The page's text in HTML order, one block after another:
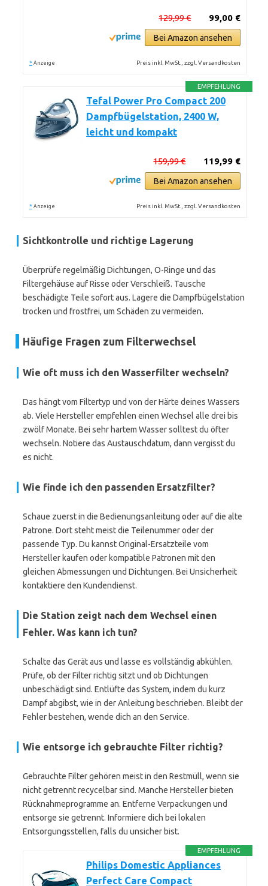
99,00 €
129,99 €
Bei Amazon ansehen
* Anzeige Preis inkl. MwSt., zzgl. Versandkosten
EMPFEHLUNG
Tefal Power Pro Compact 200
Dampfbügelstation, 2400 W,
leicht und kompakt
119,99 €
159,99 €
Bei Amazon ansehen
* Anzeige Preis inkl. MwSt., zzgl. Versandkosten
Sichtkontrolle und richtige Lagerung
Überprüfe regelmäßig Dichtungen, O-Ringe und das
Filtergehäuse auf Risse oder Verschleiß. Tausche
beschädigte Teile sofort aus. Lagere die Dampfbügelstation
trocken und frostfrei, um Schäden zu vermeiden.
Häufige Fragen zum Filterwechsel
Wie oft muss ich den Wasserfilter wechseln?
Das hängt vom Filtertyp und von der Härte deines Wassers
ab. Viele Hersteller empfehlen einen Wechsel alle drei bis
zwölf Monate. Bei sehr hartem Wasser solltest du öfter
wechseln. Notiere das Austauschdatum, dann vergisst du
es nicht.
Wie finde ich den passenden Ersatzfilter?
Schaue zuerst in die Bedienungsanleitung oder auf die alte
Patrone. Dort steht meist die Teilenummer oder der
passende Typ. Du kannst Original-Ersatzteile vom
Hersteller kaufen oder kompatible Patronen mit den
gleichen Abmessungen und Dichtungen. Bei Unsicherheit
kontaktiere den Kundendienst.
Die Station zeigt nach dem Wechsel einen
Fehler. Was kann ich tun?
Schalte das Gerät aus und lasse es vollständig abkühlen.
Prüfe, ob der Filter richtig sitzt und ob Dichtungen
unbeschädigt sind. Entlüfte das System, indem du kurz
Dampf abgibst, wie in der Anleitung beschrieben. Bleibt der
Fehler bestehen, wende dich an den Service.
Wie entsorge ich gebrauchte Filter richtig?
Gebrauchte Filter gehören meist in den Restmüll, wenn sie
nicht getrennt recycelbar sind. Manche Hersteller bieten
Rücknahmeprogramme an. Entferne Verpackungen und
entsorge sie getrennt. Informiere dich bei lokalen
Entsorgungsstellen, falls du unsicher bist.
EMPFEHLUNG
Philips Domestic Appliances
Perfect Care Compact